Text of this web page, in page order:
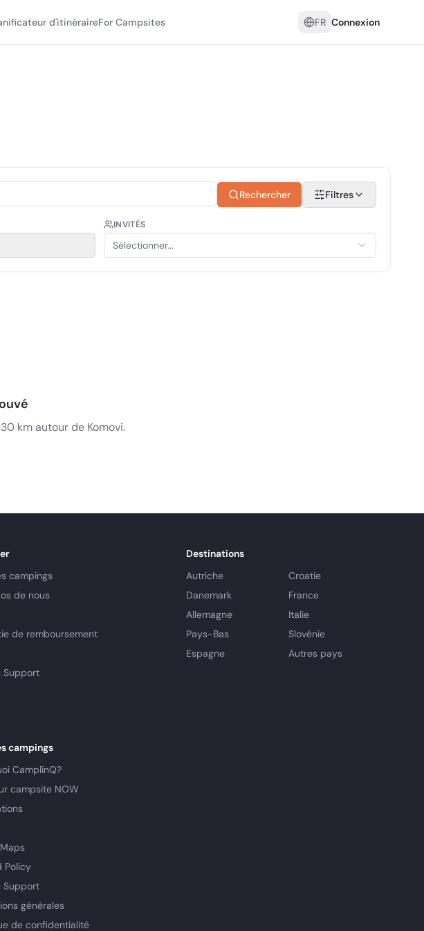
d'itinéraireFor Campsites FR Connexion
Rechercher Filtres
INVITÉS
Sélectionner...
km autour de Komovi.
campings
de nous
de remboursement
Support
Destinations
Autriche
Croatie
Danemark
France
Allemagne
Italie
Pays-Bas
Slovénie
Espagne
Autres pays
campings
CamplinQ?
campsite NOW
Policy
Support
générales
de confidentialité